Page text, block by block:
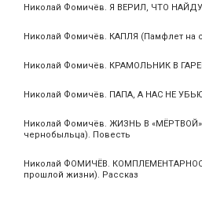
Николай Фомичёв. Я ВЕРИЛ, ЧТО НАЙДУ
Николай Фомичёв. КАПЛЯ (Памфлет на
Николай Фомичёв. КРАМОЛЬНИК В
Николай Фомичёв. ПАПА, А НАС НЕ
Николай Фомичёв. ЖИЗНЬ В
чернобыльца). Повесть
Николай ФОМИЧЁВ.
прошлой жизни). Рассказ